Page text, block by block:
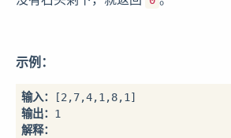
示例：
输入：
输出：
解释：